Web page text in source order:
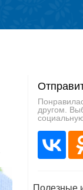
другом.
Полезные